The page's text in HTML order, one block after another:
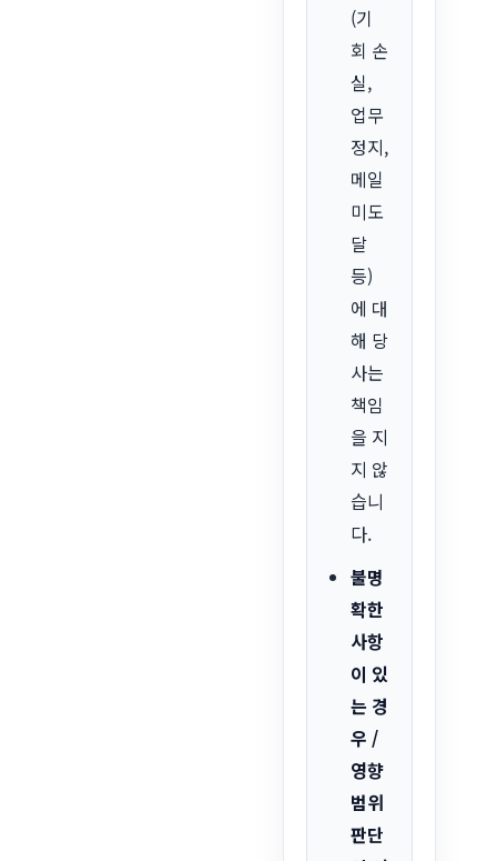
(기
회 손
실,
업무
정지,
메일
미도
달
등)
에 대
해 당
사는
책임
을 지
지 않
습니
다.
불명
확한
사항
이 있
는 경
우 /
영향
범위
판단